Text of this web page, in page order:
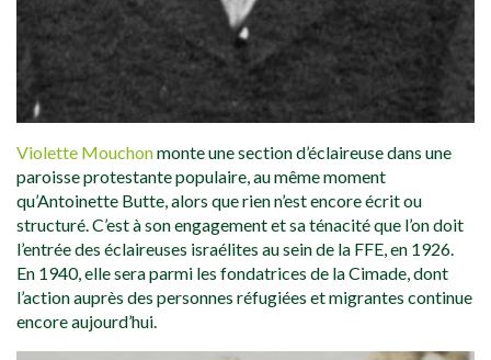
Violette Mouchonmonte une section d’éclaireuse dans une
paroisse protestante populaire, au même moment
qu’Antoinette Butte, alors que rien n’est encore écrit ou
structuré. C’est à son engagement et sa ténacité que l’on doit
l’entrée des éclaireuses israélites au sein de la FFE, en 1926.
En 1940, elle sera parmi les fondatrices de la Cimade, dont
l’action auprès des personnes réfugiées et migrantes continue
encore aujourd’hui.